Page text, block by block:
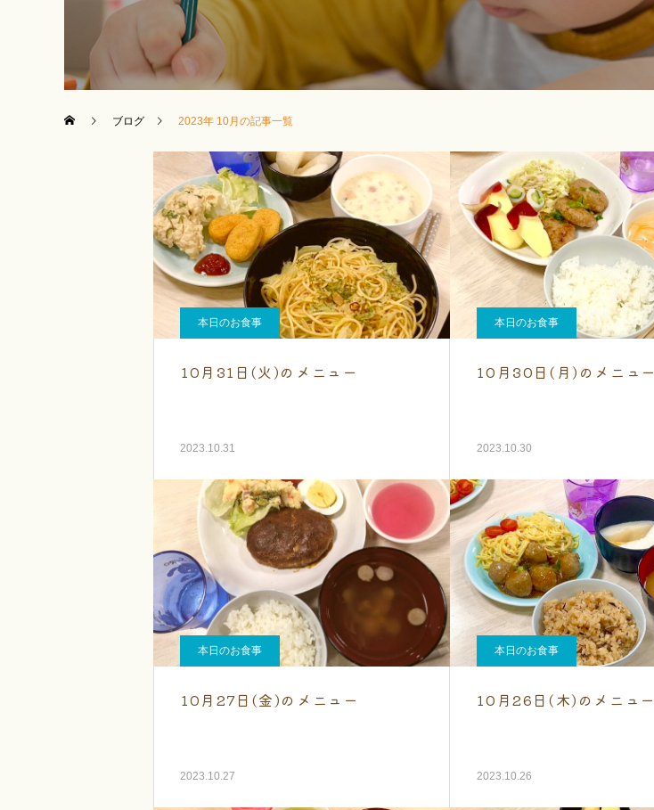
ブログ 2023年 10月の記事一覧
本日のお食事
10月31日(火)のメニュー
2023.10.31
本日のお食事
10月30日(月)のメニュー
2023.10.30
本日のお食事
10月27日(金)のメニュー
2023.10.27
本日のお食事
10月26日(木)のメニュー
2023.10.26